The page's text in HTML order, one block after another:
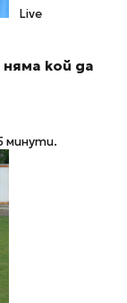
Live
кой да
минути.